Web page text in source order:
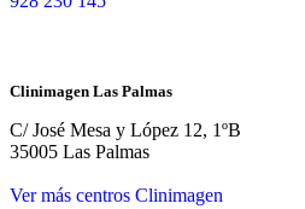
Clinimagen Las Palmas
C/ José Mesa y López 12, 1ºB
35005 Las Palmas
Ver más centros Clinimagen